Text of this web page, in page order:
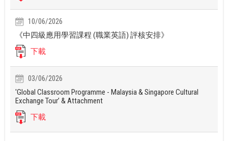
10/06/2026
《中四級應用學習課程 (職業英語) 評核安排》
下載
03/06/2026
'Global Classroom Programme - Malaysia & Singapore Cultural
Exchange Tour’ & Attachment
下載